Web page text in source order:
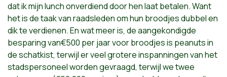
dat ik mijn lunch onverdiend door hen laat betalen. Want
het is de taak van raadsleden om hun broodjes dubbel en
dik te verdienen. En wat meer is, de aangekondigde
besparing van€500 per jaar voor broodjes is peanuts in
de schatkist, terwijl er veel grotere inspanningen van het
stadspersoneel worden gevraagd, terwijl we twee